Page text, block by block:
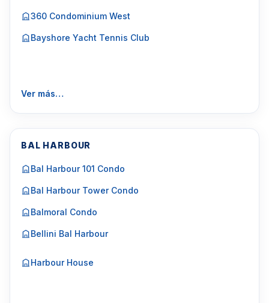
360 Condominium West
Bayshore Yacht Tennis Club
Ver más…
BAL HARBOUR
Bal Harbour 101 Condo
Bal Harbour Tower Condo
Balmoral Condo
Bellini Bal Harbour
Harbour House